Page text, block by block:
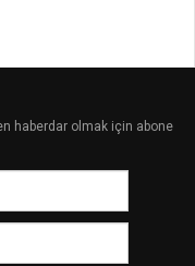
haberdar olmak için abone